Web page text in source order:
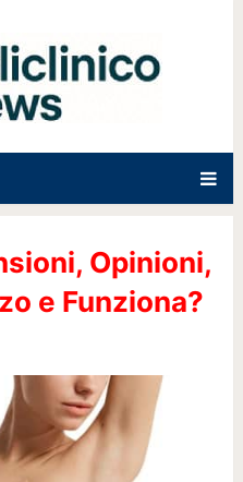
Opinioni,
e Funziona?